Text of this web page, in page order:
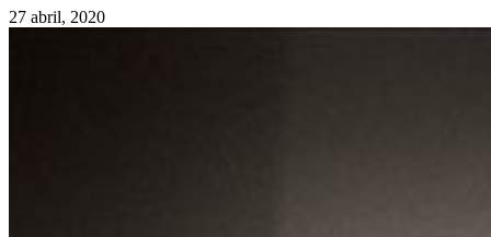
27 abril, 2020